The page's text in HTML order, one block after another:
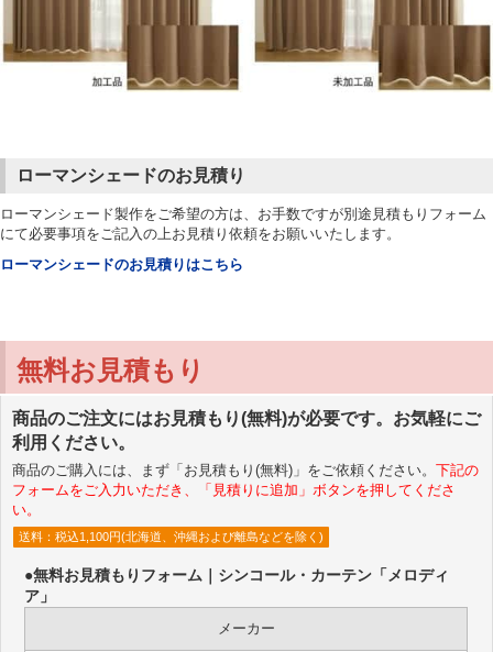
ローマンシェードのお見積り
ローマンシェード製作をご希望の方は、お手数ですが別途見積もりフォーム
にて必要事項をご記入の上お見積り依頼をお願いいたします。
ローマンシェードのお見積りはこちら
無料お見積もり
商品のご注文にはお見積もり(無料)が必要です。お気軽にご
利用ください。
商品のご購入には、まず「お見積もり(無料)」をご依頼ください。 下記の
フォームをご入力いただき、「見積りに追加」ボタンを押してくださ
い。
送料：税込1,100円(北海道、沖縄および離島などを除く)
●無料お見積もりフォーム｜シンコール・カーテン「メロディ
ア」
メーカー